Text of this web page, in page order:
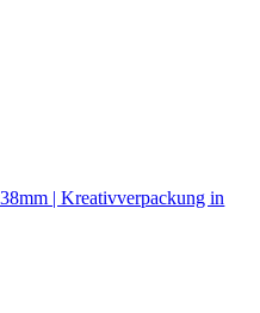
| Kreativverpackung in